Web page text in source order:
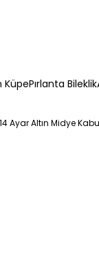
KüpePırlanta Bileklik
14 Ayar Altın Midye